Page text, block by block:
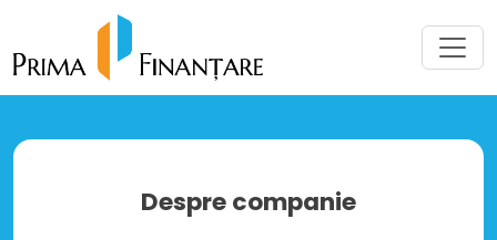
Despre companie